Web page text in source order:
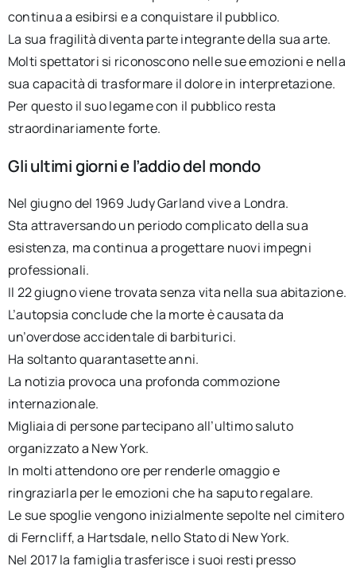
continua a esibirsi e a conquistare il pubblico.
La sua fragilità diventa parte integrante della sua arte.
Molti spettatori si riconoscono nelle sue emozioni e nella
sua capacità di trasformare il dolore in interpretazione.
Per questo il suo legame con il pubblico resta
straordinariamente forte.
Gli ultimi giorni e l’addio del mondo
Nel giugno del 1969 Judy Garland vive a Londra.
Sta attraversando un periodo complicato della sua
esistenza, ma continua a progettare nuovi impegni
professionali.
Il 22 giugno viene trovata senza vita nella sua abitazione.
L’autopsia conclude che la morte è causata da
un’overdose accidentale di barbiturici.
Ha soltanto quarantasette anni.
La notizia provoca una profonda commozione
internazionale.
Migliaia di persone partecipano all’ultimo saluto
organizzato a New York.
In molti attendono ore per renderle omaggio e
ringraziarla per le emozioni che ha saputo regalare.
Le sue spoglie vengono inizialmente sepolte nel cimitero
di Ferncliff, a Hartsdale, nello Stato di New York.
Nel 2017 la famiglia trasferisce i suoi resti presso